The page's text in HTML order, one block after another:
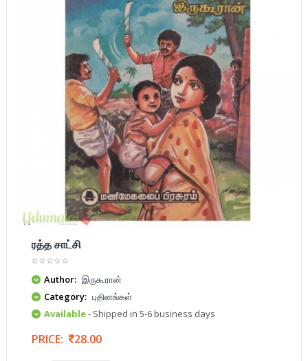
ரத்த சாட்சி
Author: இருகூரான்
Category: புதினங்கள்
Available- Shipped in 5-6 business days
PRICE: 28.00